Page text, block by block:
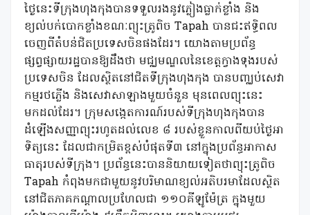
ថ្ងៃនេះទីក្រុងហុងកុងបានទទួលរងនូវភ្លៀងធ្លាក់ខ្លាំង និង
ខ្យល់បក់បោកខ្លាំងខណៈព្យុះត្រូពិច Tapah បានជះឥទ្ធិពល
ចេញពីតំបន់ជិតប្រទេសចិនផងដែរ។ យោងតាមប្រព័ន្ធ
ផ្សព្វផ្សាយរដ្ឋបានឱ្យដឹងថា មជ្ឈមណ្ឌលនៃខេត្តក្វាងទុងរបស់
ប្រទេសចិន ដែលស្ថិតនៅជិតទីក្រុងហុងកុង បានបញ្ឈប់សេវា
កម្មរថភ្លើង និងសេវាសាឡាងមួយចំនួន មុនពេលព្យុះនេះ
មកដល់ដែរ។ ក្រុមសង្កេតការណ៍របស់ទីក្រុងហុងកុងបាន
ដំឡើងសញ្ញាព្យុះរហូតដល់លេខ ៨ របស់ខ្លួនកាលពីយប់ថ្ងៃអា
ទិត្យនេះ ដែលជាកម្រិតខ្ពស់បំផុតទី៣ នៅក្នុងប្រព័ន្ធអាកាស
ធាតុរបស់ទីក្រុង។ ប្រព័ន្ធនេះបាននិយាយទៀតថាព្យុះត្រូពិច
Tapah កំពុងមកជាមួយនូវបរិមាណខ្យល់អតិបរមាដែលស្ថិត
នៅជិតភាគកណ្តាលប្រហែលជា ១១០គីឡូម៉ែត្រ ក្នុងមួយ